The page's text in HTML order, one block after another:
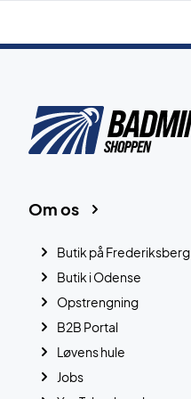
Om os
Butik på Frederiksberg
Butik i Odense
Opstrengning
B2B Portal
Løvens hule
Jobs